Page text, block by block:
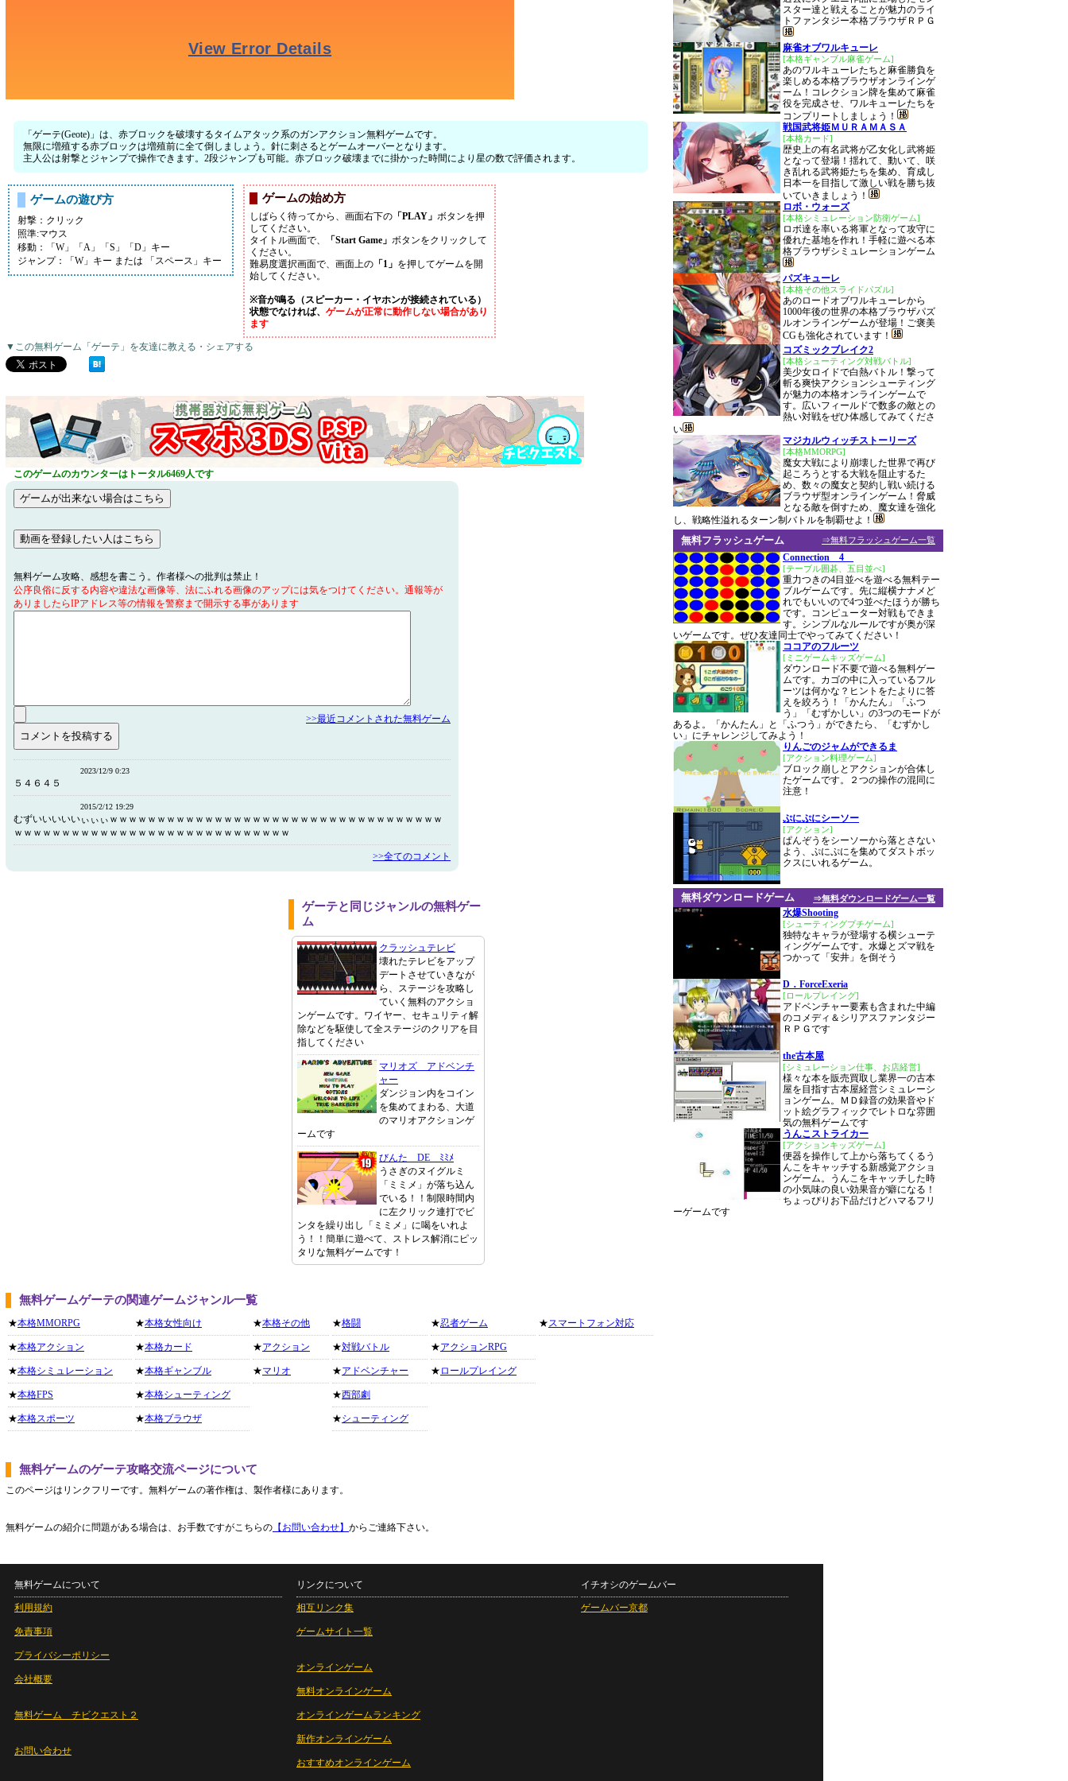
「ゲーテ(Geote)」は、赤ブロックを破壊するタイムアタック系のガンアクション無料ゲームです。
無限に増殖する赤ブロックは増殖前に全て倒しましょう。針に刺さるとゲームオーバーとなります。
主人公は射撃とジャンプで操作できます。2段ジャンプも可能。赤ブロック破壊までに掛かった時間により星の数で評価されます。
ゲームの遊び方
射撃：クリック
照準:マウス
移動：「W」「A」「S」「D」キー
ジャンプ：「W」キー または 「スペース」キー
ゲームの始め方
しばらく待ってから、画面右下の 「PLAY」 ボタンを押
してください。
タイトル画面で、
「Start Game」 ボタンをクリックして
ください。
難易度選択画面で、画面上の 「1」 を押してゲームを開
始してください。
※音が鳴る（スピーカー・イヤホンが接続されている）
状態でなければ、 ゲームが正常に動作しない場合があり
ます
▼この無料ゲーム「ゲーテ」を友達に教える・シェアする
このゲームのカウンターはトータル6469人です
無料ゲーム攻略、感想を書こう。作者様への批判は禁止！
公序良俗に反する内容や違法な画像等、法にふれる画像のアップには気をつけてください。通報等が
ありましたらIPアドレス等の情報を警察まで開示する事があります
>>最近コメントされた無料ゲーム
2023/12/9 0:23
５４６４５
2015/2/12 19:29
むずいいいいいぃぃぃｗｗｗｗｗｗｗｗｗｗｗｗｗｗｗｗｗｗｗｗｗｗｗｗｗｗｗｗｗｗｗｗｗｗｗ
ｗｗｗｗｗｗｗｗｗｗｗｗｗｗｗｗｗｗｗｗｗｗｗｗｗｗｗｗｗ
>>全てのコメント
ゲーテと同じジャンルの無料ゲー
ム
クラッシュテレビ
壊れたテレビをアップ
デートさせていきなが
ら、ステージを攻略し
ていく無料のアクショ
ンゲームです。ワイヤー、セキュリティ解
除などを駆使して全ステージのクリアを目
指してください
マリオズ アドベンチ
ャー
ダンジョン内をコイン
を集めてまわる、大道
のマリオアクションゲ
ームです
びんた DE ﾐﾐﾒ
うさぎのヌイグルミ
「ミミメ」が落ち込ん
でいる！！制限時間内
に左クリック連打でビ
ンタを繰り出し「ミミメ」に喝をいれよ
う！！簡単に遊べて、ストレス解消にピッ
タリな無料ゲームです！
無料ゲームゲーテの関連ゲームジャンル一覧
★本格MMORPG
★本格アクション
★本格シミュレーション
★本格FPS
★本格スポーツ
★本格女性向け
★本格カード
★本格ギャンブル
★本格シューティング
★本格ブラウザ
★本格その他
★アクション
★マリオ
★格闘
★対戦バトル
★アドベンチャー
★西部劇
★シューティング
★忍者ゲーム
★アクションRPG
★ ロールプレイング
★スマートフォン対応
無料ゲームのゲーテ攻略交流ページについて
このページはリンクフリーです。無料ゲームの著作権は、製作者様にあります。
無料ゲームの紹介に問題がある場合は、お手数ですがこちらの 【お問い合わせ】 からご連絡下さい。
スター達と戦えることが魅力のライ
トファンタジー本格ブラウザＲＰＧ
麻雀オブワルキューレ
[本格ギャンブル麻雀ゲーム]
あのワルキューレたちと麻雀勝負を
楽しめる本格ブラウザオンラインゲ
ーム！コレクション牌を集めて麻雀
役を完成させ、ワルキューレたちを
コンプリートしましょう！
戦国武将姫ＭＵＲＡＭＡＳＡ
[本格カード]
歴史上の有名武将が乙女化し武将姫
となって登場！揺れて、動いて、咲
き乱れる武将姫たちを集め、育成し
日本一を目指して激しい戦を勝ち抜
いていきましょう！
ロボ・ウォーズ
[本格シミュレーション防衛ゲーム]
ロボ達を率いる将軍となって攻守に
優れた基地を作れ！手軽に遊べる本
格ブラウザシミュレーションゲーム
パズキューレ
[本格その他スライドパズル]
あのロードオブワルキューレから
1000年後の世界の本格ブラウザパズ
ルオンラインゲームが登場！ご褒美
CGも強化されています！
コズミックブレイク2
[本格シューティング対戦バトル]
美少女ロイドで白熱バトル！撃って
斬る爽快アクションシューティング
が魅力の本格オンラインゲームで
す。広いフィールドで数多の敵との
熱い対戦をぜひ体感してみてくださ
い
マジカルウィッチストーリーズ
[本格MMORPG]
魔女大戦により崩壊した世界で再び
起ころうとする大戦を阻止するた
め、数々の魔女と契約し戦い続ける
ブラウザ型オンラインゲーム！脅威
となる敵を倒すため、魔女達を強化
し、戦略性溢れるターン制バトルを制覇せよ！
⇒無料フラッシュゲーム一覧
無料フラッシュゲーム
Connection 4
[テーブル囲碁、五目並べ]
重力つきの4目並べを遊べる無料テー
ブルゲームです。先に縦横ナナメど
れでもいいので4つ並べたほうが勝ち
です。コンピューター対戦もできま
す。シンプルなルールですが奥が深
いゲームです。ぜひ友達同士でやってみてください！
ココアのフルーツ
[ミニゲームキッズゲーム]
ダウンロード不要で遊べる無料ゲー
ムです。カゴの中に入っているフル
ーツは何かな？ヒントをたよりに答
えを絞ろう！「かんたん」「ふつ
う」「むずかしい」の3つのモードが
あるよ。「かんたん」と「ふつう」ができたら、「むずかし
い」にチャレンジしてみよう！
りんごのジャムができるま
[アクション料理ゲーム]
ブロック崩しとアクションが合体し
たゲームです。２つの操作の混同に
注意！
ぷにぷにシーソー
[アクション]
ぱんぞうをシーソーから落とさない
よう、ぷにぷにを集めてダストボッ
クスにいれるゲーム。
⇒無料ダウンロードゲーム一覧
無料ダウンロードゲーム
水爆Shooting
[シューティングプチゲーム]
独特なキャラが登場する横シューテ
ィングゲームです。水爆とズマ戦を
つかって「安井」を倒そう
D．ForceExeria
[ロールプレイング]
アドベンチャー要素も含まれた中編
のコメディ＆シリアスファンタジー
ＲＰＧです
the古本屋
[シミュレーション仕事、お店経営]
様々な本を販売買取し業界一の古本
屋を目指す古本屋経営シミュレーシ
ョンゲーム。ＭＤ録音の効果音やド
ット絵グラフィックでレトロな雰囲
気の無料ゲームです
うんこストライカー
[アクションキッズゲーム]
便器を操作して上から落ちてくるう
んこをキャッチする新感覚アクショ
ンゲーム。うんこをキャッチした時
の小気味の良い効果音が癖になる！
ちょっぴりお下品だけどハマるフリ
ーゲームです
無料ゲームについて
利用規約
免責事項
プライバシーポリシー
会社概要
無料ゲーム チビクエスト２
お問い合わせ
リンクについて
相互リンク集
ゲームサイト一覧
オンラインゲーム
無料オンラインゲーム
オンラインゲームランキング
新作オンラインゲーム
おすすめオンラインゲーム
イチオシのゲームバー
ゲームバー京都